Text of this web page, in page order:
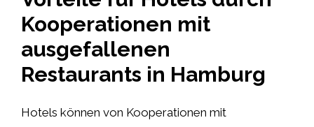
Kooperationen mit
ausgefallenen
Restaurants in Hamburg
Hotels können von Kooperationen mit